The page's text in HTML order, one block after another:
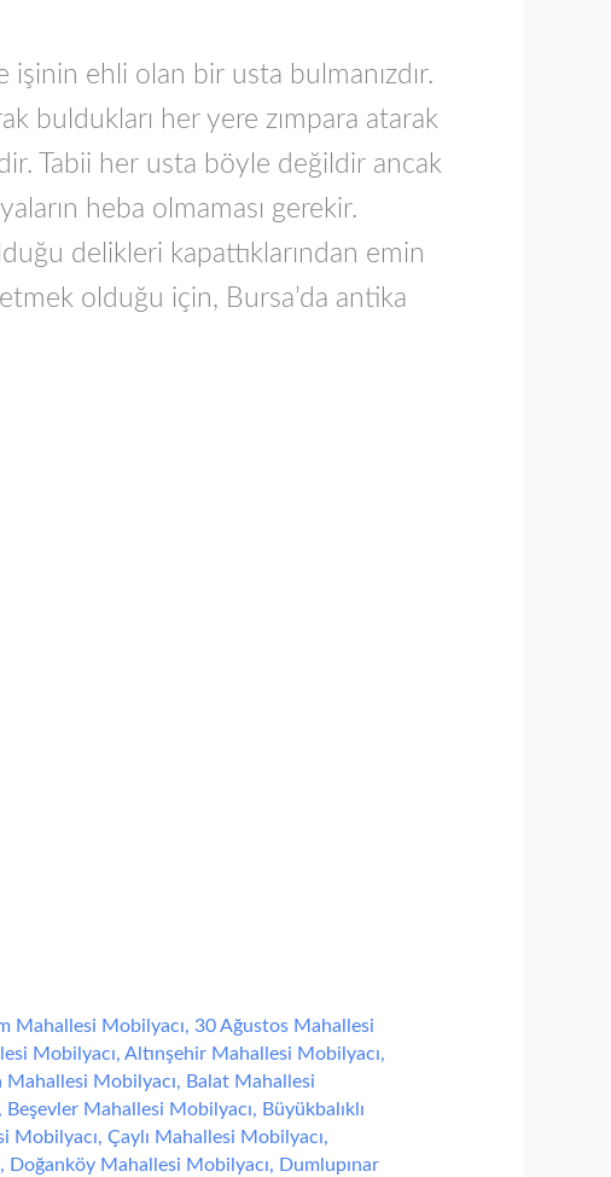
işinin ehli olan bir usta bulmanızdır.
buldukları her yere zımpara atarak
Tabii her usta böyle değildir ancak
heba olmaması gerekir.
delikleri kapattıklarından emin
olduğu için, Bursa’da antika
Mahallesi Mobilyacı, 30 Ağustos Mahallesi
Mobilyacı, Altınşehir Mahallesi Mobilyacı,
Mahallesi Mobilyacı, Balat Mahallesi
, Beşevler Mahallesi Mobilyacı, Büyükbalıklı
Mobilyacı, Çaylı Mahallesi Mobilyacı,
, Doğanköy Mahallesi Mobilyacı, Dumlupınar